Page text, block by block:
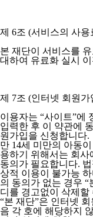
제 6조 (서비스의 사용
본 재단이 서비스를
대하여 유료화 실시
제 7조 (인터넷 회원가
이용자는 “사이트”에
입력한 후 이 약관에
원가입을 신청합니다.
만 14세 미만의 아동
용하기 위해서는 회사
동의가 필요합니다.
상적 이용이 불가능
의 동의가 없는 경우 “
디를 경고없이 삭제할
“본 재단”은 인터넷
음 각 호에 해당하지